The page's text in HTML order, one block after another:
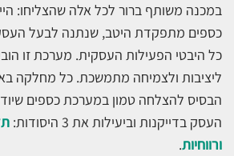
במכנה משותף ברור לכל אלה שהצליחו:
כספים מתפקדת היטב, שנתנה לבעל
כל היבטי הפעילות העסקית. מערכת זו
ליציבות ולצמיחה מתמשכת. כל מחלקה
הבסיס להצלחה טמון במערכת כספים
העסק בדייקנות וביעילות את 3 היסודות:
ורווחיות.